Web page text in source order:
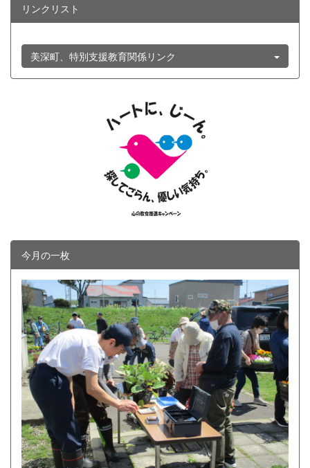
リンクリスト
美深町、特別支援教育関係リンク
今月の一枚